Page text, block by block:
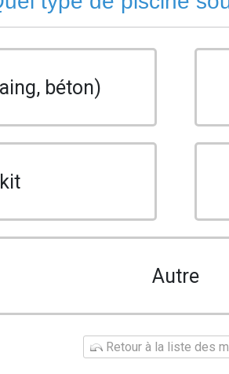
béton)
Autre
Retour à la liste des